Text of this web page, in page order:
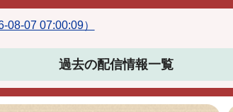
07 07:00:09）
過去の配信情報一覧